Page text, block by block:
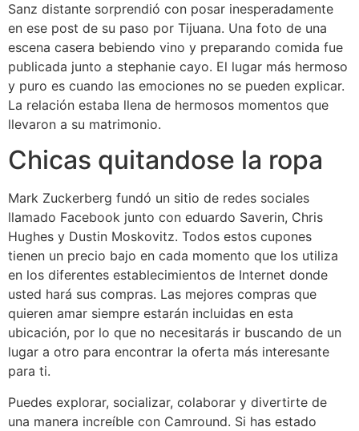
Sanz distante sorprendió con posar inesperadamente
en ese post de su paso por Tijuana. Una foto de una
escena casera bebiendo vino y preparando comida fue
publicada junto a stephanie cayo. El lugar más hermoso
y puro es cuando las emociones no se pueden explicar.
La relación estaba llena de hermosos momentos que
llevaron a su matrimonio.
Chicas quitandose la ropa
Mark Zuckerberg fundó un sitio de redes sociales
llamado Facebook junto con eduardo Saverin, Chris
Hughes y Dustin Moskovitz. Todos estos cupones
tienen un precio bajo en cada momento que los utiliza
en los diferentes establecimientos de Internet donde
usted hará sus compras. Las mejores compras que
quieren amar siempre estarán incluidas en esta
ubicación, por lo que no necesitarás ir buscando de un
lugar a otro para encontrar la oferta más interesante
para ti.
Puedes explorar, socializar, colaborar y divertirte de
una manera increíble con Camround. Si has estado